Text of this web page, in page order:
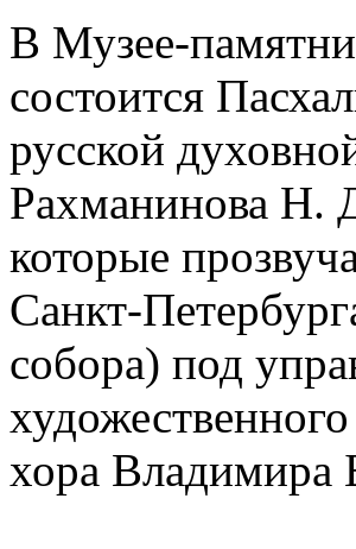
В Музее-
состоится
русской
Рахманинова Н.
которые
Санкт-
собора) под
хора Владимира